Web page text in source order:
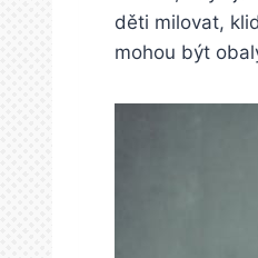
děti milovat,
mohou být